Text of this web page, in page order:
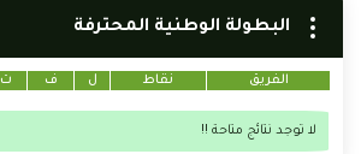
البطولة الوطنية المحترفة
الفريق نقاط ل ف ت
لا توجد نتائج متاحة !!